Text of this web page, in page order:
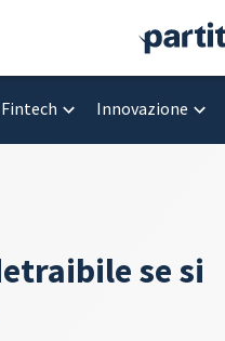
Fintech Innovazione
se si